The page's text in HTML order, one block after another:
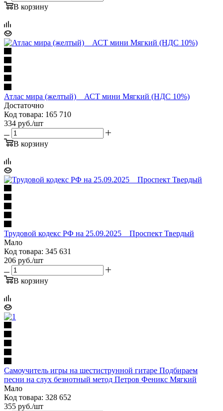
В корзину
Атлас мира (желтый) _ АСТ мини Мягкий (НДС 10%)
Достаточно
Код товара: 165 710
334 руб./шт
В корзину
Трудовой кодекс РФ на 25.09.2025 _ Проспект Твердый
Мало
Код товара: 345 631
206 руб./шт
В корзину
Самоучитель игры на шестиструнной гитаре Подбираем
песни на слух безнотный метод Петров Феникс Мягкий
Мало
Код товара: 328 652
355 руб./шт